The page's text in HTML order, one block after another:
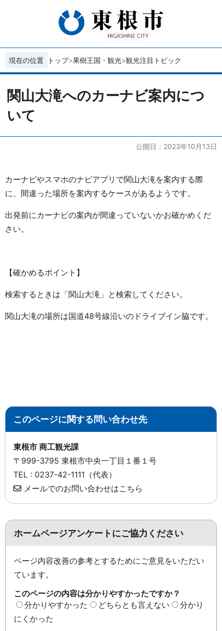
現在の位置 トップ 果樹王国・観光 観光注目トピック
関山大滝へのカーナビ案内につ
いて
公開日：2023年10月13日
カーナビやスマホのナビアプリで関山大滝を案内する際
に、間違った場所を案内するケースがあるようです。
出発前にカーナビの案内が間違っていないかお確かめくだ
さい。
【確かめるポイント】
検索するときは「関山大滝」と検索してください。
関山大滝の場所は国道48号線沿いのドライブイン脇です。
このページに関する問い合わせ先
東根市 商工観光課
〒999-3795 東根市中央一丁目１番１号
TEL : 0237-42-1111（代表）
メールでのお問い合わせはこちら
ホームページアンケートにご協力ください
ページ内容改善の参考とするためにご意見をいただい
ています。
このページの内容は分かりやすかったですか？
分かりやすかった
どちらとも言えない
分かり
にくかった